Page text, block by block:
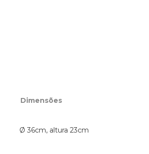
Dimensões
Ø 36cm, altura 23cm